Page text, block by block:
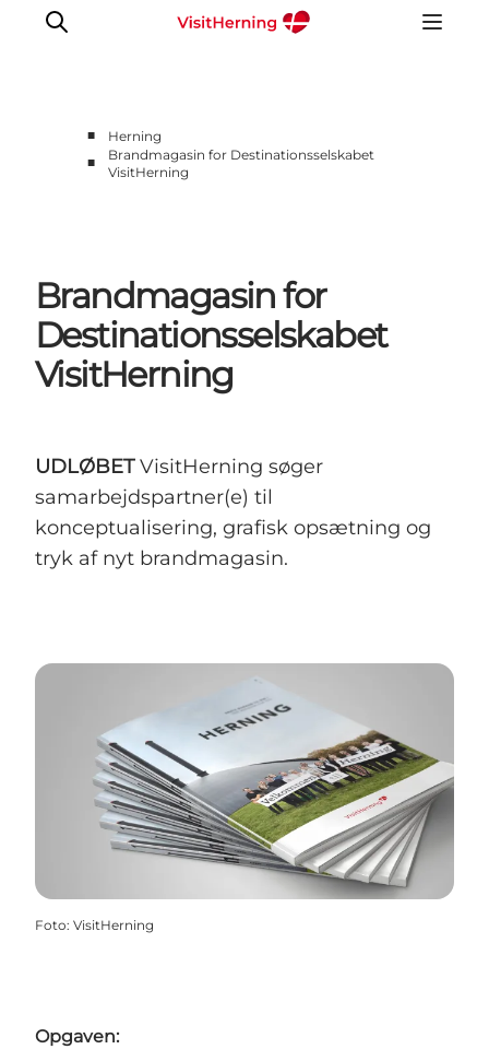
Det sker
Se og oplev
Find vej
Sov godt
Book overnatning
■
Herning
■
Brandmagasin for Destinationsselskabet
VisitHerning
Brandmagasin for
Destinationsselskabet
VisitHerning
UDLØBETVisitHerning søger
samarbejdspartner(e) til
konceptualisering, grafisk opsætning og
tryk af nyt brandmagasin.
Foto: VisitHerning
Opgaven: